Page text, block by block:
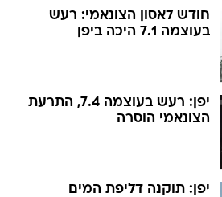
חודש לאסון הצונאמי: רעש
בעוצמה 7.1 היכה ביפן
יפן: רעש בעוצמה 7.4, התרעת
הצונאמי הוסרה
יפן: תוקנה דליפת המים